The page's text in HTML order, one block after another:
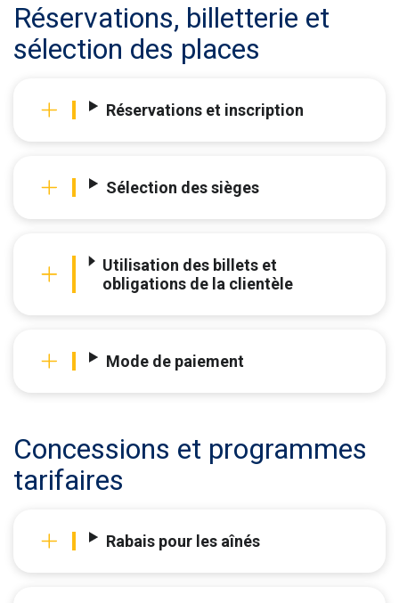
Réservations, billetterie et
sélection des places
Réservations et inscription
Sélection des sièges
Utilisation des billets et
obligations de la clientèle
Mode de paiement
Concessions et programmes
tarifaires
Rabais pour les aînés